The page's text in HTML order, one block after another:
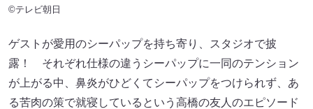
©テレビ朝日
ゲストが愛用のシーパップを持ち寄り、スタジオで披
露！ それぞれ仕様の違うシーパップに一同のテンション
が上がる中、鼻炎がひどくてシーパップをつけられず、あ
る苦肉の策で就寝しているという高橋の友人のエピソード